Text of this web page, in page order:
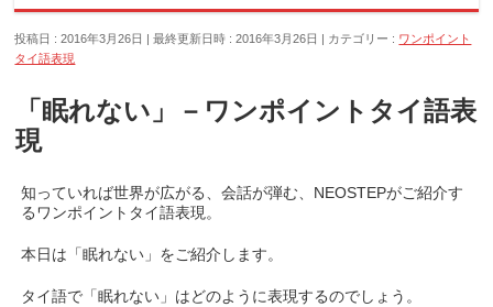
投稿日 : 2016年3月26日 最終更新日時 : 2016年3月26日 カテゴリー : ワンポイント
タイ語表現
「眠れない」－ワンポイントタイ語表
現
知っていれば世界が広がる、会話が弾む、NEOSTEPがご紹介す
るワンポイントタイ語表現。
本日は「眠れない」をご紹介します。
タイ語で「眠れない」はどのように表現するのでしょう。